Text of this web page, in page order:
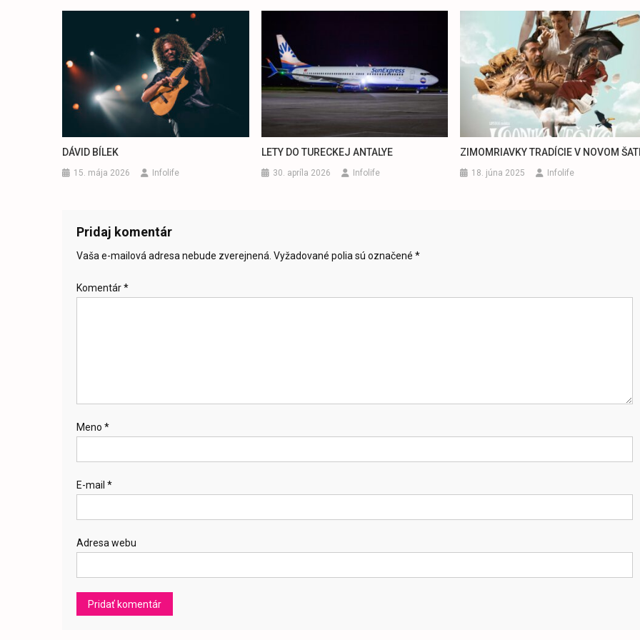
DÁVID BÍLEK
15. mája 2026 Infolife
LETY DO TURECKEJ ANTALYE
30. apríla 2026 Infolife
ZIMOMRIAVKY TRADÍCIE V NOVOM
18. júna 2025 Infolife
Pridaj komentár
Vaša e-mailová adresa nebude zverejnená. Vyžadované polia sú označené *
Komentár*
Meno *
E-mail *
Adresa webu